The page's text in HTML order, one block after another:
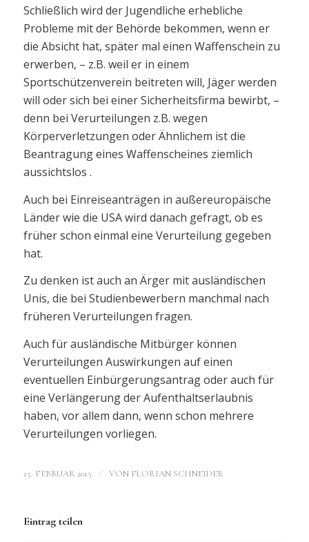
Schließlich wird der Jugendliche erhebliche
Probleme mit der Behörde bekommen, wenn er
die Absicht hat, später mal einen Waffenschein zu
erwerben, – z.B. weil er in einem
Sportschützenverein beitreten will, Jäger werden
will oder sich bei einer Sicherheitsfirma bewirbt, –
denn bei Verurteilungen z.B. wegen
Körperverletzungen oder Ähnlichem ist die
Beantragung eines Waffenscheines ziemlich
aussichtslos .
Auch bei Einreiseanträgen in außereuropäische
Länder wie die USA wird danach gefragt, ob es
früher schon einmal eine Verurteilung gegeben
hat.
Zu denken ist auch an Ärger mit ausländischen
Unis, die bei Studienbewerbern manchmal nach
früheren Verurteilungen fragen.
Auch für ausländische Mitbürger können
Verurteilungen Auswirkungen auf einen
eventuellen Einbürgerungsantrag oder auch für
eine Verlängerung der Aufenthaltserlaubnis
haben, vor allem dann, wenn schon mehrere
Verurteilungen vorliegen.
25. FEBRUAR 2015 / VON FLORIAN SCHNEIDER
Eintrag teilen